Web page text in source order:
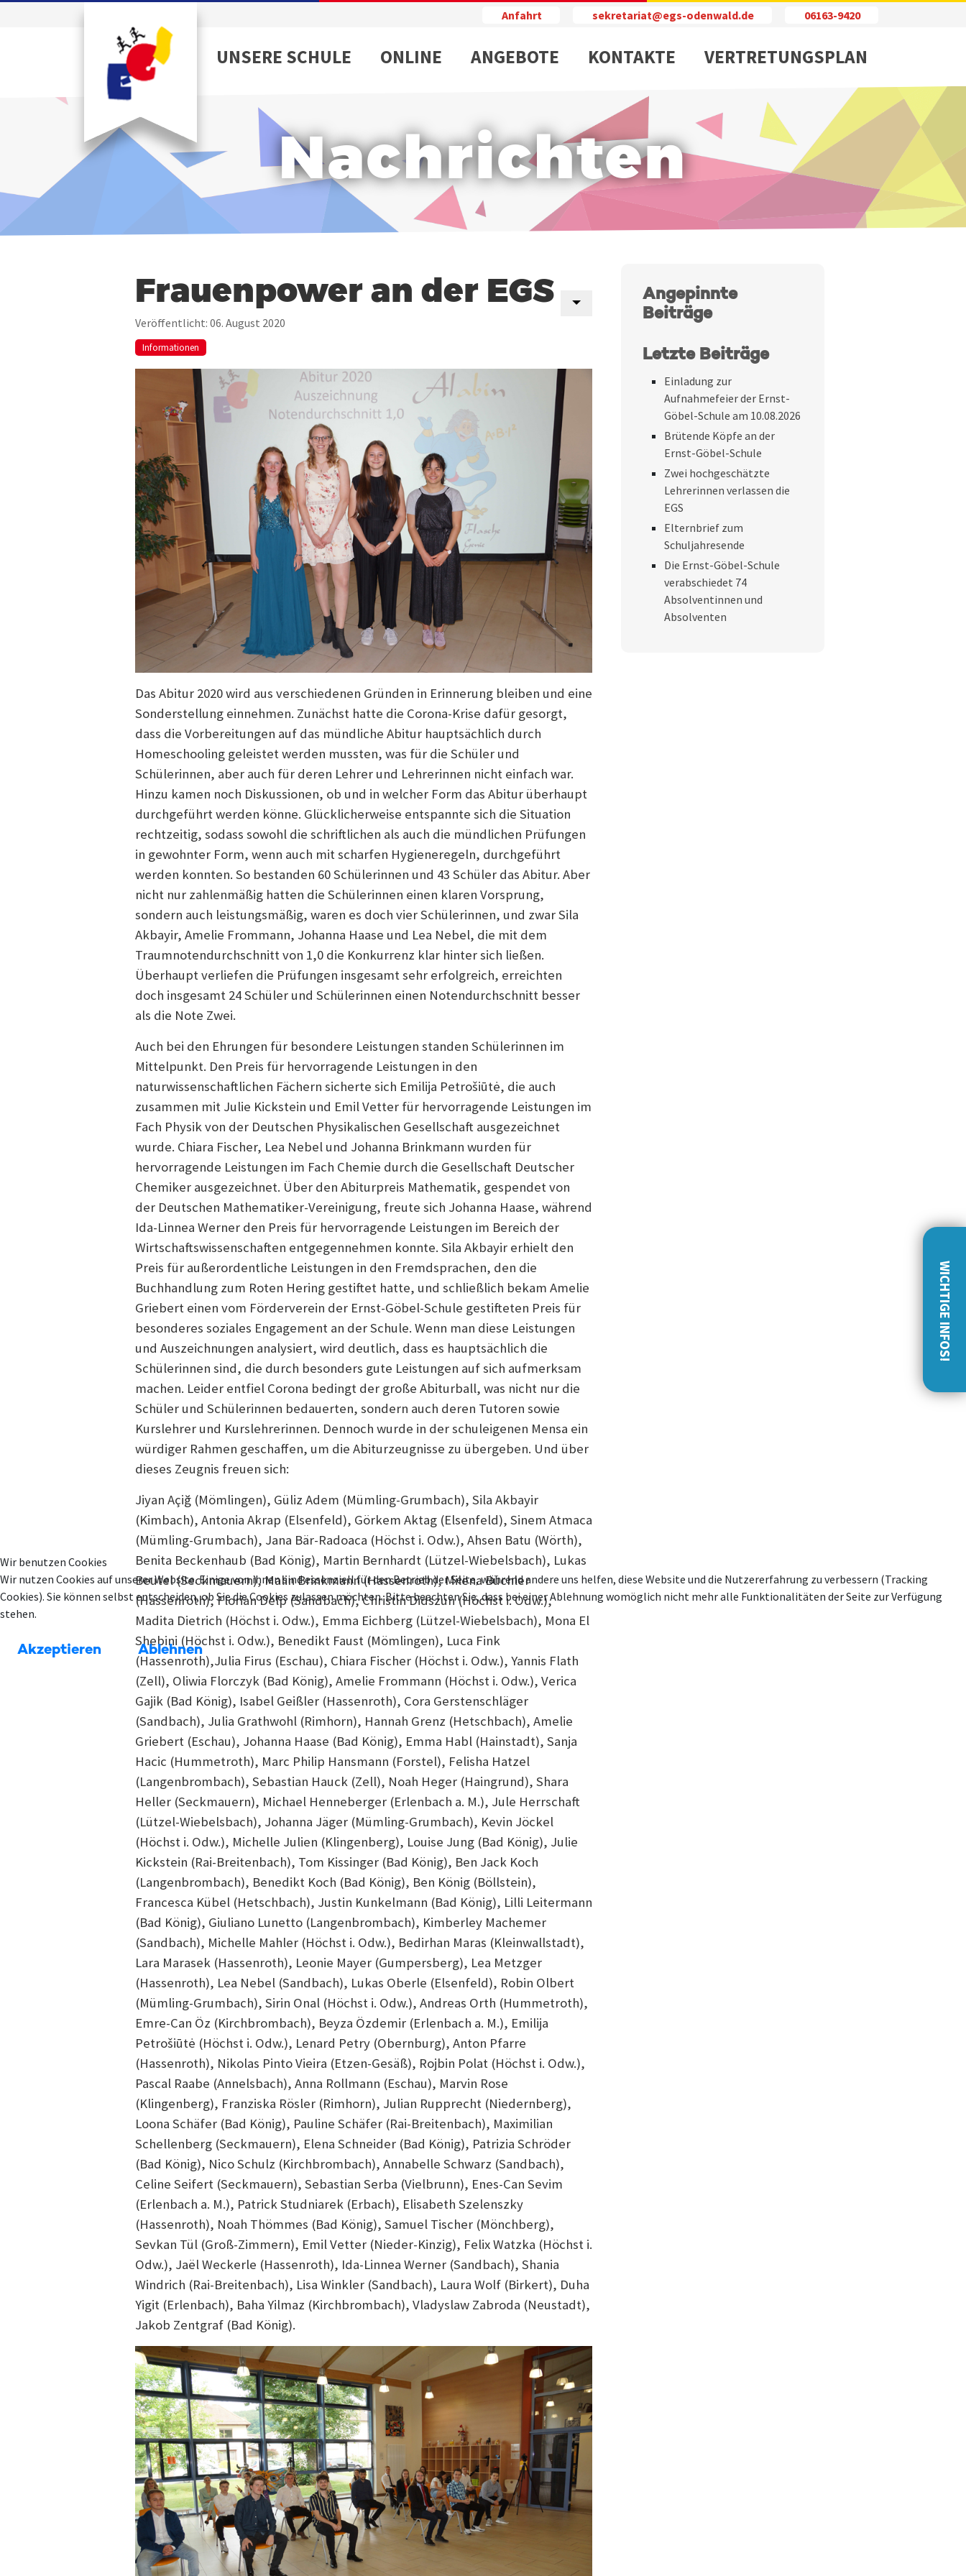
WICHTIGE INFOS!
Anfahrt sekretariat@egs-odenwald.de 06163-9420
UNSERE SCHULE ONLINE ANGEBOTE KONTAKTE VERTRETUNGSPLAN
Nachrichten
Frauenpower an der EGS
Veröffentlicht: 06. August 2020
Informationen
Das Abitur 2020 wird aus verschiedenen Gründen in Erinnerung bleiben und eine
Sonderstellung einnehmen. Zunächst hatte die Corona-Krise dafür gesorgt,
dass die Vorbereitungen auf das mündliche Abitur hauptsächlich durch
Homeschooling geleistet werden mussten, was für die Schüler und
Schülerinnen, aber auch für deren Lehrer und Lehrerinnen nicht einfach war.
Hinzu kamen noch Diskussionen, ob und in welcher Form das Abitur überhaupt
durchgeführt werden könne. Glücklicherweise entspannte sich die Situation
rechtzeitig, sodass sowohl die schriftlichen als auch die mündlichen Prüfungen
in gewohnter Form, wenn auch mit scharfen Hygieneregeln, durchgeführt
werden konnten. So bestanden 60 Schülerinnen und 43 Schüler das Abitur. Aber
nicht nur zahlenmäßig hatten die Schülerinnen einen klaren Vorsprung,
sondern auch leistungsmäßig, waren es doch vier Schülerinnen, und zwar Sila
Akbayir, Amelie Frommann, Johanna Haase und Lea Nebel, die mit dem
Traumnotendurchschnitt von 1,0 die Konkurrenz klar hinter sich ließen.
Überhaupt verliefen die Prüfungen insgesamt sehr erfolgreich, erreichten
doch insgesamt 24 Schüler und Schülerinnen einen Notendurchschnitt besser
als die Note Zwei.
Auch bei den Ehrungen für besondere Leistungen standen Schülerinnen im
Mittelpunkt. Den Preis für hervorragende Leistungen in den
naturwissenschaftlichen Fächern sicherte sich Emilija Petrošiūtė, die auch
zusammen mit Julie Kickstein und Emil Vetter für hervorragende Leistungen im
Fach Physik von der Deutschen Physikalischen Gesellschaft ausgezeichnet
wurde. Chiara Fischer, Lea Nebel und Johanna Brinkmann wurden für
hervorragende Leistungen im Fach Chemie durch die Gesellschaft Deutscher
Chemiker ausgezeichnet. Über den Abiturpreis Mathematik, gespendet von
der Deutschen Mathematiker-Vereinigung, freute sich Johanna Haase, während
Ida-Linnea Werner den Preis für hervorragende Leistungen im Bereich der
Wirtschaftswissenschaften entgegennehmen konnte. Sila Akbayir erhielt den
Preis für außerordentliche Leistungen in den Fremdsprachen, den die
Buchhandlung zum Roten Hering gestiftet hatte, und schließlich bekam Amelie
Griebert einen vom Förderverein der Ernst-Göbel-Schule gestifteten Preis für
besonderes soziales Engagement an der Schule. Wenn man diese Leistungen
und Auszeichnungen analysiert, wird deutlich, dass es hauptsächlich die
Schülerinnen sind, die durch besonders gute Leistungen auf sich aufmerksam
machen. Leider entfiel Corona bedingt der große Abiturball, was nicht nur die
Schüler und Schülerinnen bedauerten, sondern auch deren Tutoren sowie
Kurslehrer und Kurslehrerinnen. Dennoch wurde in der schuleigenen Mensa ein
würdiger Rahmen geschaffen, um die Abiturzeugnisse zu übergeben. Und über
dieses Zeugnis freuen sich:
Jiyan Açiğ (Mömlingen), Güliz Adem (Mümling-Grumbach), Sila Akbayir
(Kimbach), Antonia Akrap (Elsenfeld), Görkem Aktag (Elsenfeld), Sinem Atmaca
(Mümling-Grumbach), Jana Bär-Radoaca (Höchst i. Odw.), Ahsen Batu (Wörth),
Benita Beckenhaub (Bad König), Martin Bernhardt (Lützel-Wiebelsbach), Lukas
Beutel (Seckmauern), Malin Brinkmann (Hassenroth), Milena Büchler
(Hassenroth), Florian Delp (Sandbach), Christin Didszun (Höchst i. Odw.),
Madita Dietrich (Höchst i. Odw.), Emma Eichberg (Lützel-Wiebelsbach), Mona El
Shebini (Höchst i. Odw.), Benedikt Faust (Mömlingen), Luca Fink
(Hassenroth),Julia Firus (Eschau), Chiara Fischer (Höchst i. Odw.), Yannis Flath
(Zell), Oliwia Florczyk (Bad König), Amelie Frommann (Höchst i. Odw.), Verica
Gajik (Bad König), Isabel Geißler (Hassenroth), Cora Gerstenschläger
(Sandbach), Julia Grathwohl (Rimhorn), Hannah Grenz (Hetschbach), Amelie
Griebert (Eschau), Johanna Haase (Bad König), Emma Habl (Hainstadt), Sanja
Hacic (Hummetroth), Marc Philip Hansmann (Forstel), Felisha Hatzel
(Langenbrombach), Sebastian Hauck (Zell), Noah Heger (Haingrund), Shara
Heller (Seckmauern), Michael Henneberger (Erlenbach a. M.), Jule Herrschaft
(Lützel-Wiebelsbach), Johanna Jäger (Mümling-Grumbach), Kevin Jöckel
(Höchst i. Odw.), Michelle Julien (Klingenberg), Louise Jung (Bad König), Julie
Kickstein (Rai-Breitenbach), Tom Kissinger (Bad König), Ben Jack Koch
(Langenbrombach), Benedikt Koch (Bad König), Ben König (Böllstein),
Francesca Kübel (Hetschbach), Justin Kunkelmann (Bad König), Lilli Leitermann
(Bad König), Giuliano Lunetto (Langenbrombach), Kimberley Machemer
(Sandbach), Michelle Mahler (Höchst i. Odw.), Bedirhan Maras (Kleinwallstadt),
Lara Marasek (Hassenroth), Leonie Mayer (Gumpersberg), Lea Metzger
(Hassenroth), Lea Nebel (Sandbach), Lukas Oberle (Elsenfeld), Robin Olbert
(Mümling-Grumbach), Sirin Onal (Höchst i. Odw.), Andreas Orth (Hummetroth),
Emre-Can Öz (Kirchbrombach), Beyza Özdemir (Erlenbach a. M.), Emilija
Petrošiūtė (Höchst i. Odw.), Lenard Petry (Obernburg), Anton Pfarre
(Hassenroth), Nikolas Pinto Vieira (Etzen-Gesäß), Rojbin Polat (Höchst i. Odw.),
Pascal Raabe (Annelsbach), Anna Rollmann (Eschau), Marvin Rose
(Klingenberg), Franziska Rösler (Rimhorn), Julian Rupprecht (Niedernberg),
Loona Schäfer (Bad König), Pauline Schäfer (Rai-Breitenbach), Maximilian
Schellenberg (Seckmauern), Elena Schneider (Bad König), Patrizia Schröder
(Bad König), Nico Schulz (Kirchbrombach), Annabelle Schwarz (Sandbach),
Celine Seifert (Seckmauern), Sebastian Serba (Vielbrunn), Enes-Can Sevim
(Erlenbach a. M.), Patrick Studniarek (Erbach), Elisabeth Szelenszky
(Hassenroth), Noah Thömmes (Bad König), Samuel Tischer (Mönchberg),
Sevkan Tül (Groß-Zimmern), Emil Vetter (Nieder-Kinzig), Felix Watzka (Höchst i.
Odw.), Jaël Weckerle (Hassenroth), Ida-Linnea Werner (Sandbach), Shania
Windrich (Rai-Breitenbach), Lisa Winkler (Sandbach), Laura Wolf (Birkert), Duha
Yigit (Erlenbach), Baha Yilmaz (Kirchbrombach), Vladyslaw Zabroda (Neustadt),
Jakob Zentgraf (Bad König).
Angepinnte
Beiträge
Letzte Beiträge
Einladung zur
Aufnahmefeier der Ernst-
Göbel-Schule am 10.08.2026
Brütende Köpfe an der
Ernst-Göbel-Schule
Zwei hochgeschätzte
Lehrerinnen verlassen die
EGS
Elternbrief zum
Schuljahresende
Die Ernst-Göbel-Schule
verabschiedet 74
Absolventinnen und
Absolventen
Wir benutzen Cookies
Wir nutzen Cookies auf unserer Website. Einige von ihnen sind essenziell für den Betrieb der Seite, während andere uns helfen, diese Website und die Nutzererfahrung zu verbessern (Tracking
Cookies). Sie können selbst entscheiden, ob Sie die Cookies zulassen möchten. Bitte beachten Sie, dass bei einer Ablehnung womöglich nicht mehr alle Funktionalitäten der Seite zur Verfügung
stehen.
Akzeptieren Ablehnen